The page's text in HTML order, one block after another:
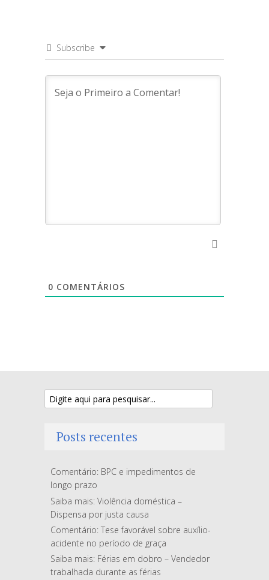
Subscribe
0 COMENTÁRIOS
Posts recentes
Comentário: BPC e impedimentos de
longo prazo
Saiba mais: Violência doméstica –
Dispensa por justa causa
Comentário: Tese favorável sobre auxílio-
acidente no período de graça
Saiba mais: Férias em dobro – Vendedor
trabalhada durante as férias